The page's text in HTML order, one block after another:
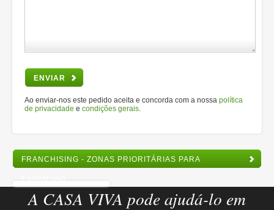
ENVIAR
Ao enviar-nos este pedido aceita e concorda com a nossa política
de privacidade e condições gerais
FRANCHISING - ZONAS PRIORITÁRIAS PARA
EXPANSÃO
A CASA VIVA pode ajudá-lo em